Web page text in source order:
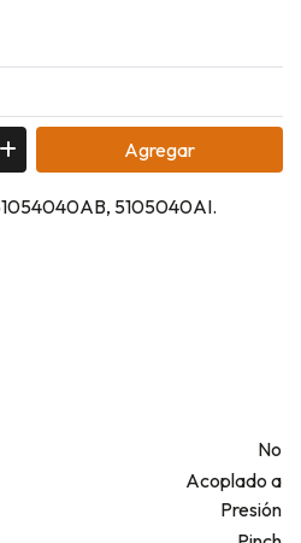
Agregar
5105040AI.
No
Acoplado a
Presión